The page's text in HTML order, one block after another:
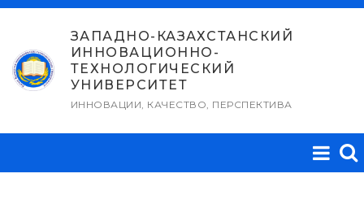
Перейти
содержимому
ЗАПАДНО-КАЗАХСТАНСКИЙ
ИННОВАЦИОННО-
ТЕХНОЛОГИЧЕСКИЙ
УНИВЕРСИТЕТ
ИННОВАЦИИ, КАЧЕСТВО, ПЕРСПЕКТИВА